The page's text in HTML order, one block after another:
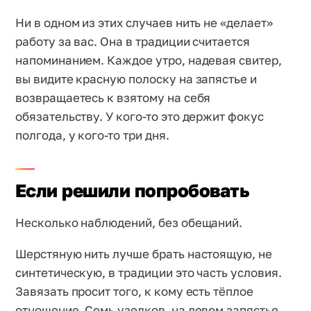
Ни в одном из этих случаев нить не «делает»
работу за вас. Она в традиции считается
напоминанием. Каждое утро, надевая свитер,
вы видите красную полоску на запястье и
возвращаетесь к взятому на себя
обязательству. У кого-то это держит фокус
полгода, у кого-то три дня.
Если решили попробовать
Несколько наблюдений, без обещаний.
Шерстяную нить лучше брать настоящую, не
синтетическую, в традиции это часть условия.
Завязать просит того, к кому есть тёплое